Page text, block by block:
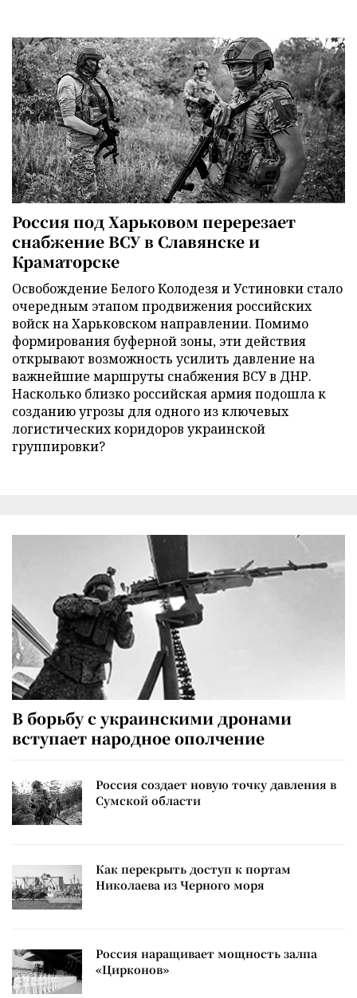
Россия под Харьковом перерезает
снабжение ВСУ в Славянске и
Краматорске
Освобождение Белого Колодезя и Устиновки стало
очередным этапом продвижения российских
войск на Харьковском направлении. Помимо
формирования буферной зоны, эти действия
открывают возможность усилить давление на
важнейшие маршруты снабжения ВСУ в ДНР.
Насколько близко российская армия подошла к
созданию угрозы для одного из ключевых
логистических коридоров украинской
группировки?
В борьбу с украинскими дронами
вступает народное ополчение
Россия создает новую точку давления в
Сумской области
Как перекрыть доступ к портам
Николаева из Черного моря
Россия наращивает мощность залпа
«Цирконов»